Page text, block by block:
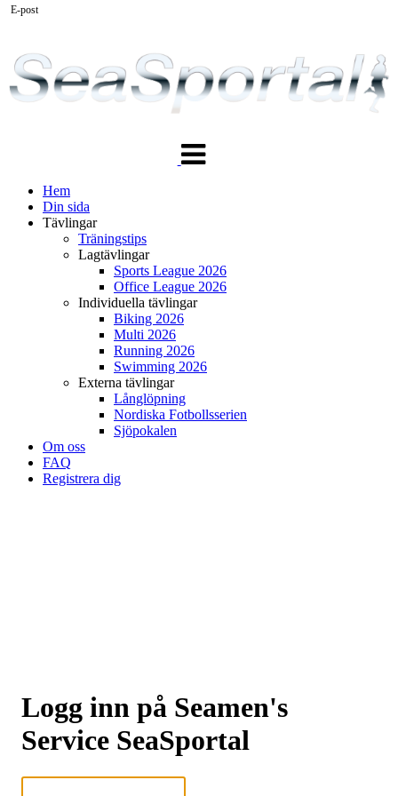
navigering
Hem
Din sida
Tävlingar
Träningstips
Lagtävlingar
Sports League 2026
Office League 2026
Individuella tävlingar
Biking 2026
Multi 2026
Running 2026
Swimming 2026
Externa tävlingar
Långlöpning
Nordiska Fotbollsserien
Sjöpokalen
Om oss
FAQ
Registrera dig
Logg inn på Seamen's
Service SeaSportal
E-post